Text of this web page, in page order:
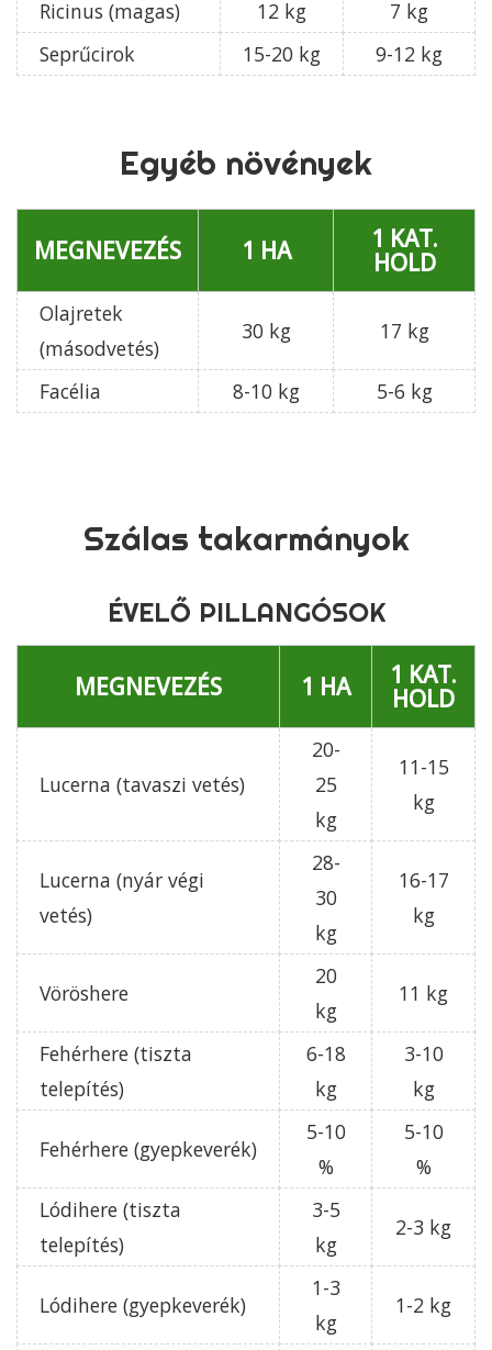
Ricinus (magas) 12 kg
7 kg
Seprűcirok
15-20 kg 9-12 kg
Egyéb növények
MEGNEVEZÉS 1 HA 1 KAT.
HOLD
Olajretek
(másodvetés)
30 kg 17 kg
Facélia 8-10 kg 5-6 kg
Szálas takarmányok
ÉVELŐ PILLANGÓSOK
MEGNEVEZÉS 1 HA 1 KAT.
HOLD
Lucerna (tavaszi vetés)
20-
25
kg
11-15
kg
Lucerna (nyár végi
vetés)
28-
30
kg
16-17
kg
Vöröshere
20
kg
11 kg
Fehérhere (tiszta
telepítés)
6-18
kg
3-10
kg
Fehérhere (gyepkeverék)
5-10
%
5-10
%
Lódihere (tiszta
telepítés)
3-5
kg
2-3 kg
Lódihere (gyepkeverék)
1-3
kg
1-2 kg